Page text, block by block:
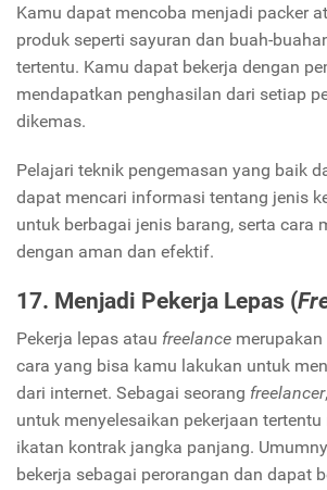
Kamu dapat mencoba menjadi packer
produk seperti sayuran dan buah-
tertentu. Kamu dapat bekerja dengan
mendapatkan penghasilan dari setiap
dikemas.
Pelajari teknik pengemasan yang baik
dapat mencari informasi tentang jenis
untuk berbagai jenis barang, serta cara
dengan aman dan efektif.
17. Menjadi Pekerja Lepas (
Pekerja lepas atau freelance
cara yang bisa kamu lakukan untuk
dari internet. Sebagai seorang freelancer
untuk menyelesaikan pekerjaan
ikatan kontrak jangka panjang.
bekerja sebagai perorangan dan dapat